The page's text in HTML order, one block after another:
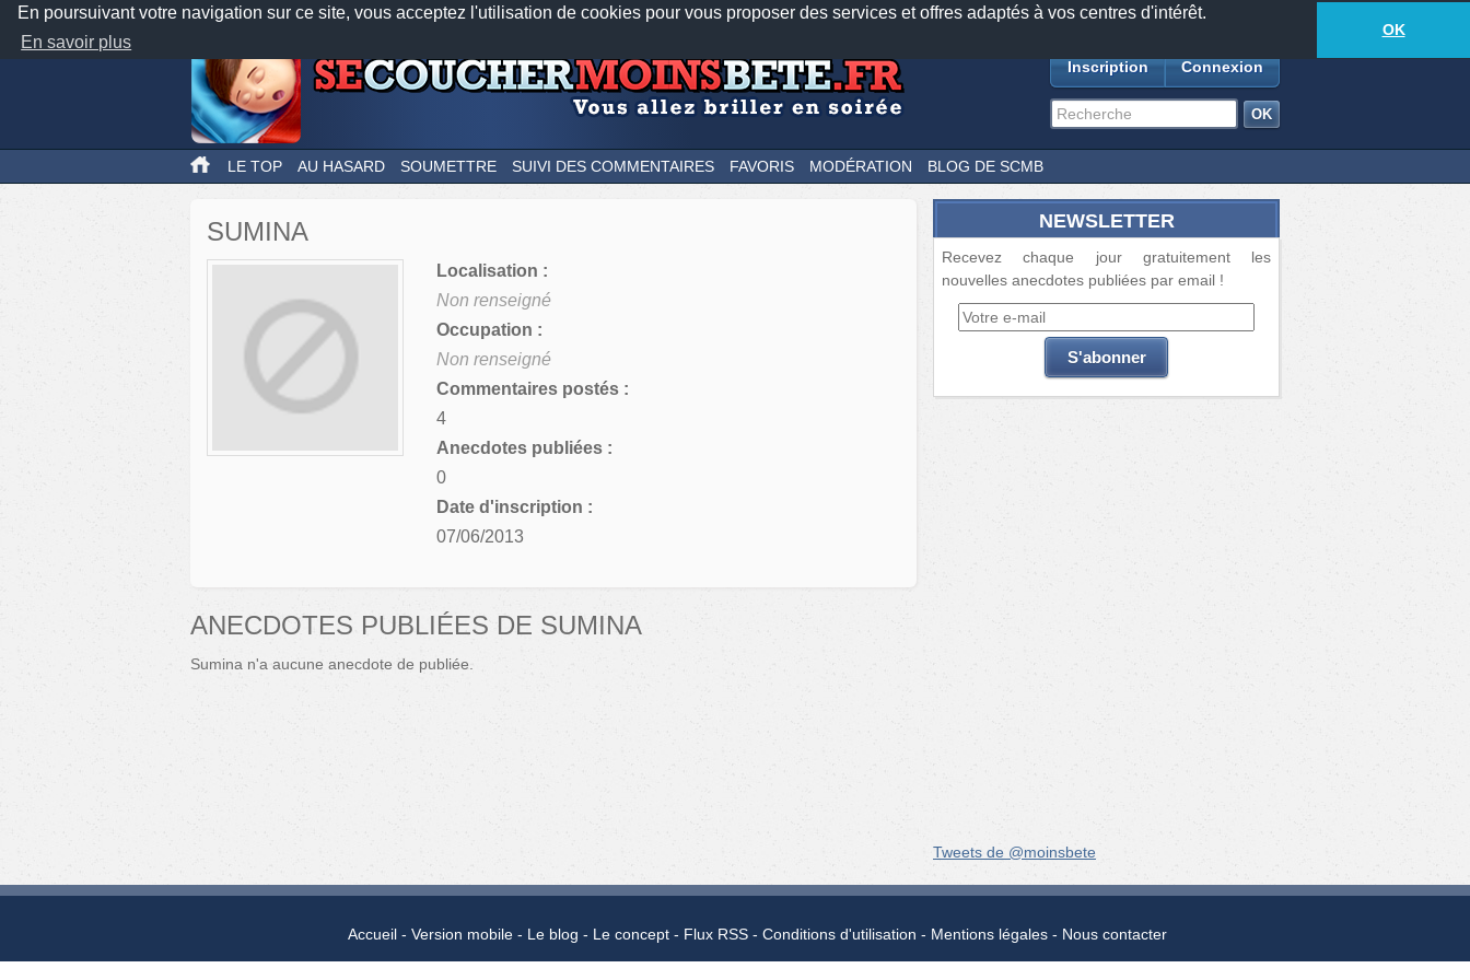
En poursuivant votre navigation sur ce site, vous acceptez l'utilisation de cookies pour vous proposer des services et offres adaptés à vos centres d'intérêt.
En savoir plus
OK
Nos applications mobiles Newsletter Facebook
TwitterFeeds18881anecdotes-215lecteurs connectés
Inscription Connexion
LE TOP AU HASARD SOUMETTRE SUIVI DES COMMENTAIRES FAVORIS MODÉRATION BLOG DE SCMB
SUMINA
Localisation :
Non renseigné
Occupation :
Non renseigné
Commentaires postés :
4
Anecdotes publiées :
0
Date d'inscription :
07/06/2013
ANECDOTES PUBLIÉES DE SUMINA
Sumina n'a aucune anecdote de publiée.
NEWSLETTER
Recevez chaque jour gratuitement les
nouvelles anecdotes publiées par email !
Tweets de @moinsbete
Accueil Version mobile Le blog Le concept Flux RSS Conditions d'utilisation Mentions légales Nous contacter